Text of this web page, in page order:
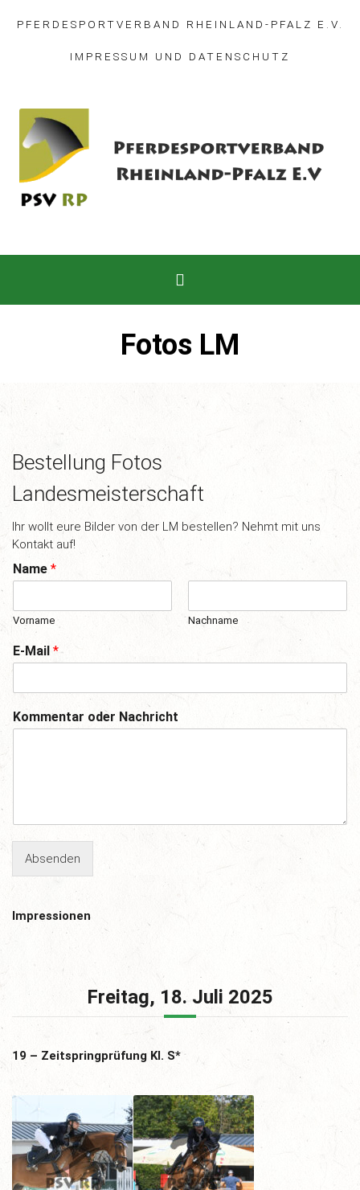
PFERDESPORTVERBAND RHEINLAND-PFALZ E.V.
IMPRESSUM UND DATENSCHUTZ
Fotos LM
Bestellung Fotos
Landesmeisterschaft
Ihr wollt eure Bilder von der LM bestellen? Nehmt mit uns
Kontakt auf!
Name *
Vorname Nachname
E-Mail *
Kommentar oder Nachricht
Absenden
Impressionen
Freitag, 18. Juli 2025
19 – Zeitspringprüfung Kl. S*